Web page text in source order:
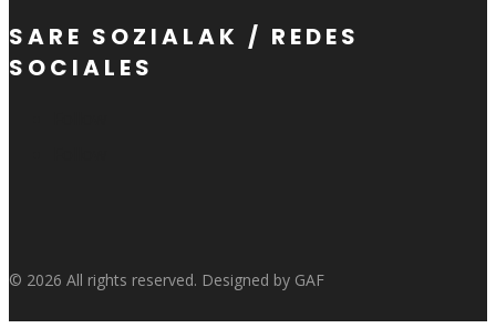
SARE SOZIALAK / REDES
SOCIALES
© 2026 All rights reserved. Designed by GAF